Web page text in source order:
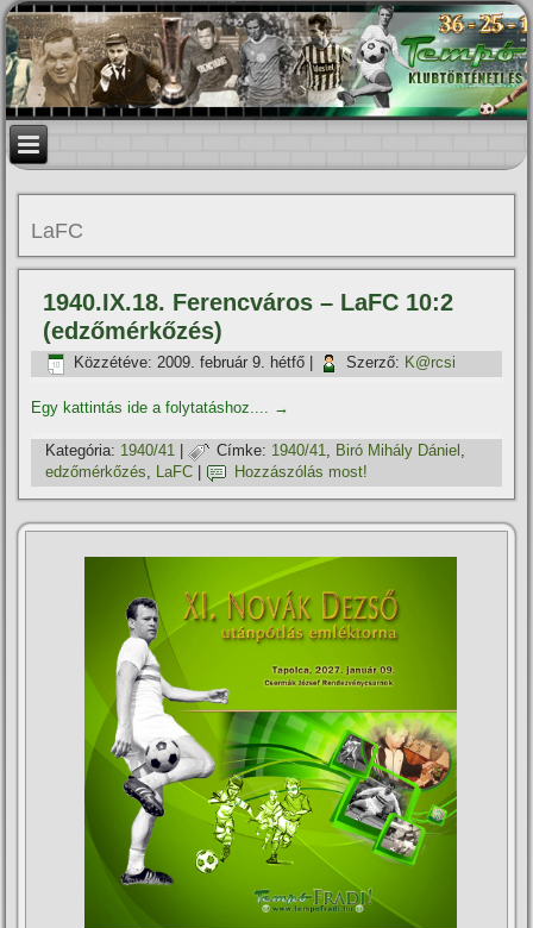
LaFC
1940.IX.18. Ferencváros – LaFC 10:2
(edzőmérkőzés)
Közzétéve: 2009. február 9. hétfő Szerző: K@rcsi
Egy kattintás ide a folytatáshoz.... →
Kategória: 1940/41 | Címke: 1940/41, Biró Mihály Dániel ,
edzőmérkőzés, LaFC Hozzászólás most!